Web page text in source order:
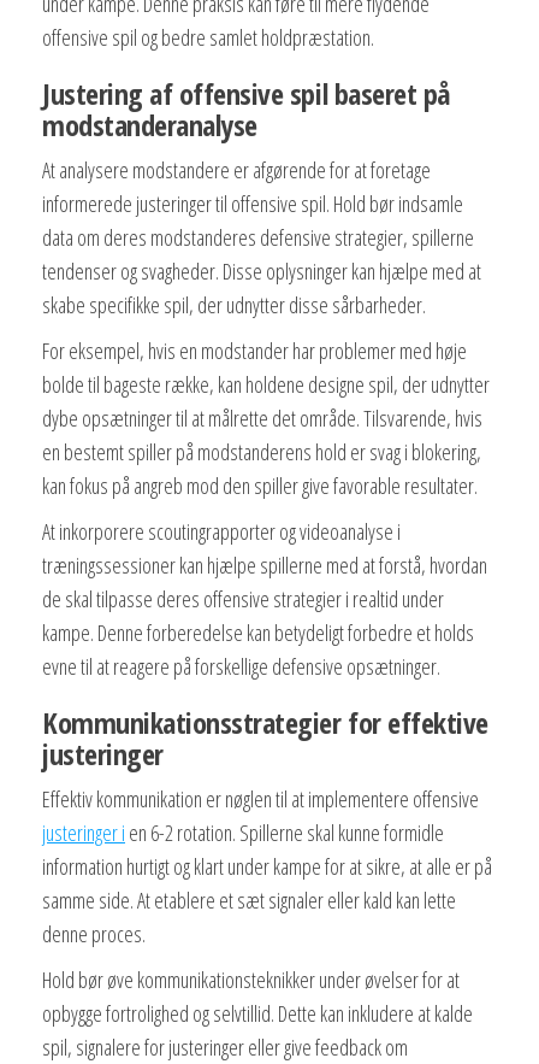
offensive spil og bedre samlet holdpræstation.
Justering af offensive spil baseret på
modstanderanalyse
At analysere modstandere er afgørende for at foretage
informerede justeringer til offensive spil. Hold bør indsamle
data om deres modstanderes defensive strategier, spillerne
tendenser og svagheder. Disse oplysninger kan hjælpe med at
skabe specifikke spil, der udnytter disse sårbarheder.
For eksempel, hvis en modstander har problemer med høje
bolde til bageste række, kan holdene designe spil, der udnytter
dybe opsætninger til at målrette det område. Tilsvarende, hvis
en bestemt spiller på modstanderens hold er svag i blokering,
kan fokus på angreb mod den spiller give favorable resultater.
At inkorporere scoutingrapporter og videoanalyse i
træningssessioner kan hjælpe spillerne med at forstå, hvordan
de skal tilpasse deres offensive strategier i realtid under
kampe. Denne forberedelse kan betydeligt forbedre et holds
evne til at reagere på forskellige defensive opsætninger.
Kommunikationsstrategier for effektive
justeringer
Effektiv kommunikation er nøglen til at implementere offensive
justeringer i en 6-2 rotation. Spillerne skal kunne formidle
information hurtigt og klart under kampe for at sikre, at alle er på
samme side. At etablere et sæt signaler eller kald kan lette
denne proces.
Hold bør øve kommunikationsteknikker under øvelser for at
opbygge fortrolighed og selvtillid. Dette kan inkludere at kalde
spil, signalere for justeringer eller give feedback om